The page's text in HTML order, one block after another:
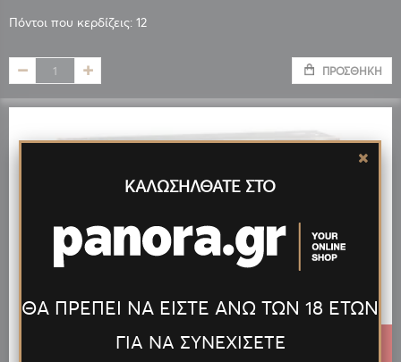
Πόντοι που κερδίζεις: 12
ΠΡΟΣΘΉΚΗ
ΚΑΛΩΣΗΛΘΑΤΕ ΣΤΟ
ΘΑ ΠΡΕΠΕΙ ΝΑ ΕΙΣΤΕ ΑΝΩ ΤΩΝ 18 ΕΤΩΝ
ΓΙΑ ΝΑ ΣΥΝΕΧΙΣΕΤΕ